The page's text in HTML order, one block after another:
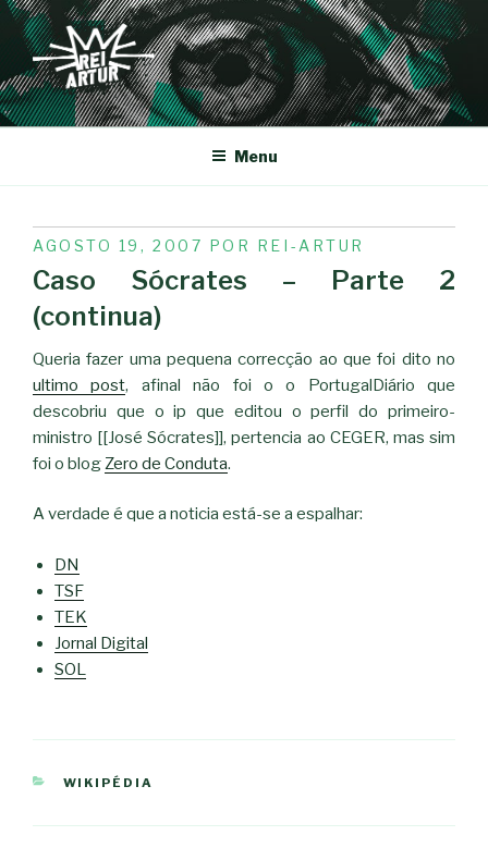
Saltar
para
conteúdo
REI-ARTUR
Menu
PUBLICADO
EM
AGOSTO 19, 2007 POR REI-ARTUR
Caso Sócrates – Parte 2
(continua)
Queria fazer uma pequena correcção ao que foi dito no
ultimo post, afinal não foi o o PortugalDiário que
descobriu que o ip que editou o perfil do primeiro-
ministro [[José Sócrates]], pertencia ao CEGER, mas sim
foi o blogZero de Conduta.
A verdade é que a noticia está-se a espalhar:
DN
TSF
TEK
Jornal Digital
SOL
CATEGORIAS
WIKIPÉDIA